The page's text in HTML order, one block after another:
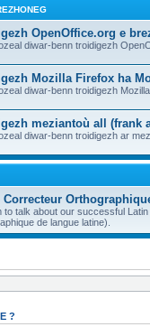
OpenOffice.org e
diwar-benn troidigezh
Mozilla Firefox ha
diwar-benn troidigezh
meziantoù all (frank
diwar-benn troidigezh ar
Correcteur
to talk about our successful
de langue latine).
?